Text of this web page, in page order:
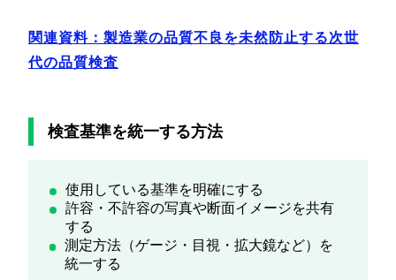
関連資料：製造業の品質不良を未然防止する次世
代の品質検査
検査基準を統一する方法
使用している基準を明確にする
許容・不許容の写真や断面イメージを共有
する
測定方法（ゲージ・目視・拡大鏡など）を
統一する